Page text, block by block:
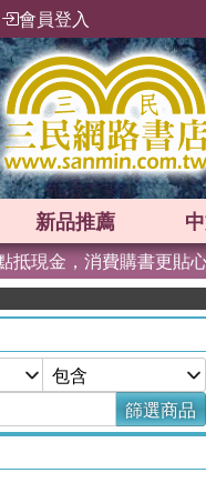
會員登入
新品推薦
抵現金，消費購書更貼
篩選商品